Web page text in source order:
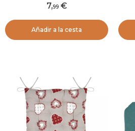
7,99
Añadir a la cesta